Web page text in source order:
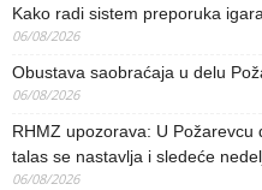
Kako radi sistem preporuka
06/08/2026
Obustava saobraćaja u delu
06/08/2026
RHMZ upozorava: U
talas se nastavlja i sledeće
06/08/2026